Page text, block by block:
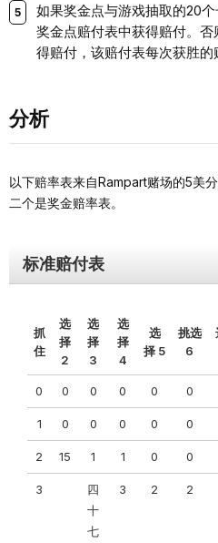
如果奖金点与游戏抽取的20
奖金点赔付表中获得赔付。
得赔付，该赔付表每次获胜的
分析
以下赔率表来自Rampart赌场的5美
二个是奖金赔率表。
标准赔付表
抓
住
选
择
2
选
择
3
选
择
4
选
择 5
挑选
6
0 0 0 0 0 0
1 0 0 0 0 0
2 15 1 1 0 0
3
四
十
七
3 2 2